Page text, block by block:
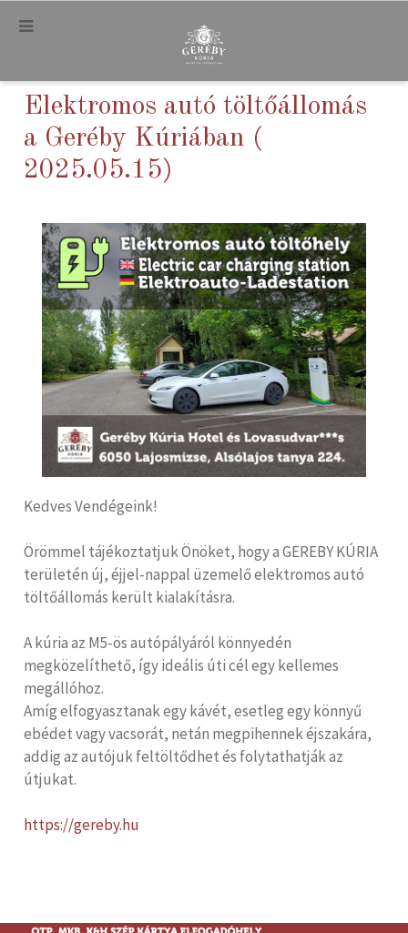
.
Elektromos autó töltőállomás
a Geréby Kúriában (
2025.05.15)
Kedves Vendégeink!
Örömmel tájékoztatjuk Önöket, hogy a GEREBY KÚRIA
területén új, éjjel-nappal üzemelő elektromos autó
töltőállomás került kialakításra.
A kúria az M5-ös autópályáról könnyedén
megközelíthető, így ideális úti cél egy kellemes
megállóhoz.
Amíg elfogyasztanak egy kávét, esetleg egy könnyű
ebédet vagy vacsorát, netán megpihennek éjszakára,
addig az autójuk feltöltődhet és folytathatják az
útjukat.
https://gereby.hu